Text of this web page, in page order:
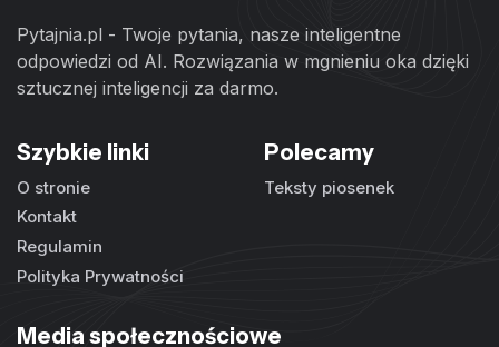
Pytajnia.pl - Twoje pytania, nasze inteligentne
odpowiedzi od AI. Rozwiązania w mgnieniu oka dzięki
sztucznej inteligencji za darmo.
Szybkie linki
O stronie
Kontakt
Regulamin
Polityka Prywatności
Polecamy
Teksty piosenek
Media społecznościowe